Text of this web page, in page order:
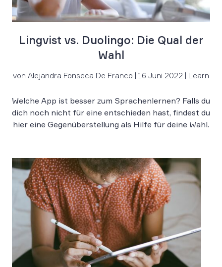
Lingvist vs. Duolingo: Die Qual der
Wahl
von Alejandra Fonseca De Franco | 16 Juni 2022 | Learn
Welche App ist besser zum Sprachenlernen? Falls du
dich noch nicht für eine entschieden hast, findest du
hier eine Gegenüberstellung als Hilfe für deine Wahl.